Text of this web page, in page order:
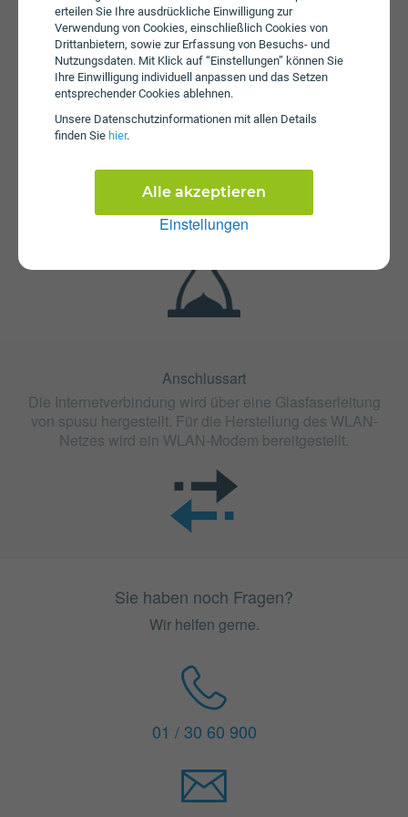
erteilen Sie Ihre ausdrückliche Einwilligung zur
Verwendung von Cookies, einschließlich Cookies von
Drittanbietern, sowie zur Erfassung von Besuchs- und
Nutzungsdaten. Mit Klick auf “Einstellungen” können Sie
Ihre Einwilligung individuell anpassen und das Setzen
entsprechender Cookies ablehnen.
Unsere Daten­schutz­informationen mit allen Details
finden Sie hier.
Einstellungen
Alle akzeptieren
Fristen
Bindung oder mit 24 Monaten Bindung erhältlich. Die
Kündigungsfrist beträgt 1 Monat.
Anschlussart
Die Internetverbindung wird über eine Glasfaserleitung
von spusu hergestellt. Für die Herstellung des WLAN-
Netzes wird ein WLAN-Modem bereitgestellt.
Sie haben noch Fragen?
Wir helfen gerne.
01 / 30 60 900